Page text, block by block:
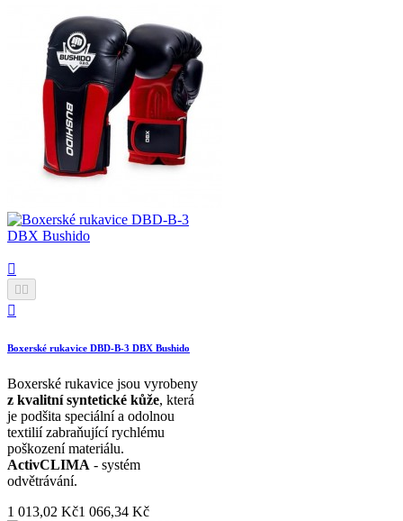

 

Boxerské rukavice DBD-B-3 DBX Bushido
Boxerské rukavice jsou vyrobeny
z kvalitní syntetické kůže, která
je podšita speciální a odolnou
textilií zabraňující rychlému
poškození materiálu.
ActivCLIMA - systém
odvětrávání.
1 013,02 Kč1 066,34 Kč